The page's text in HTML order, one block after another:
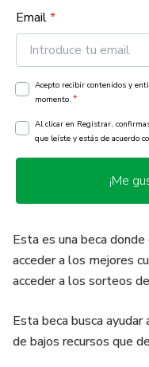
Email*
Acepto recibir contenidos y
momento. *
Al clicar en Registrar,
que leíste y estás de acuerdo
¡Me
Esta es una beca
acceder a los mejores
acceder a los sorteos
Esta beca busca
de bajos recursos que